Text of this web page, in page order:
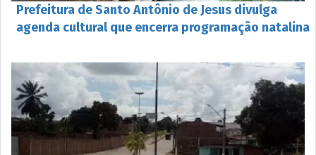
Prefeitura de Santo Antônio de Jesus divulga
agenda cultural que encerra programação natalina